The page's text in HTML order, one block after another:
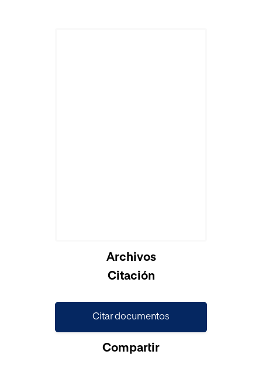
Archivos
Citación
Citar documentos
Compartir